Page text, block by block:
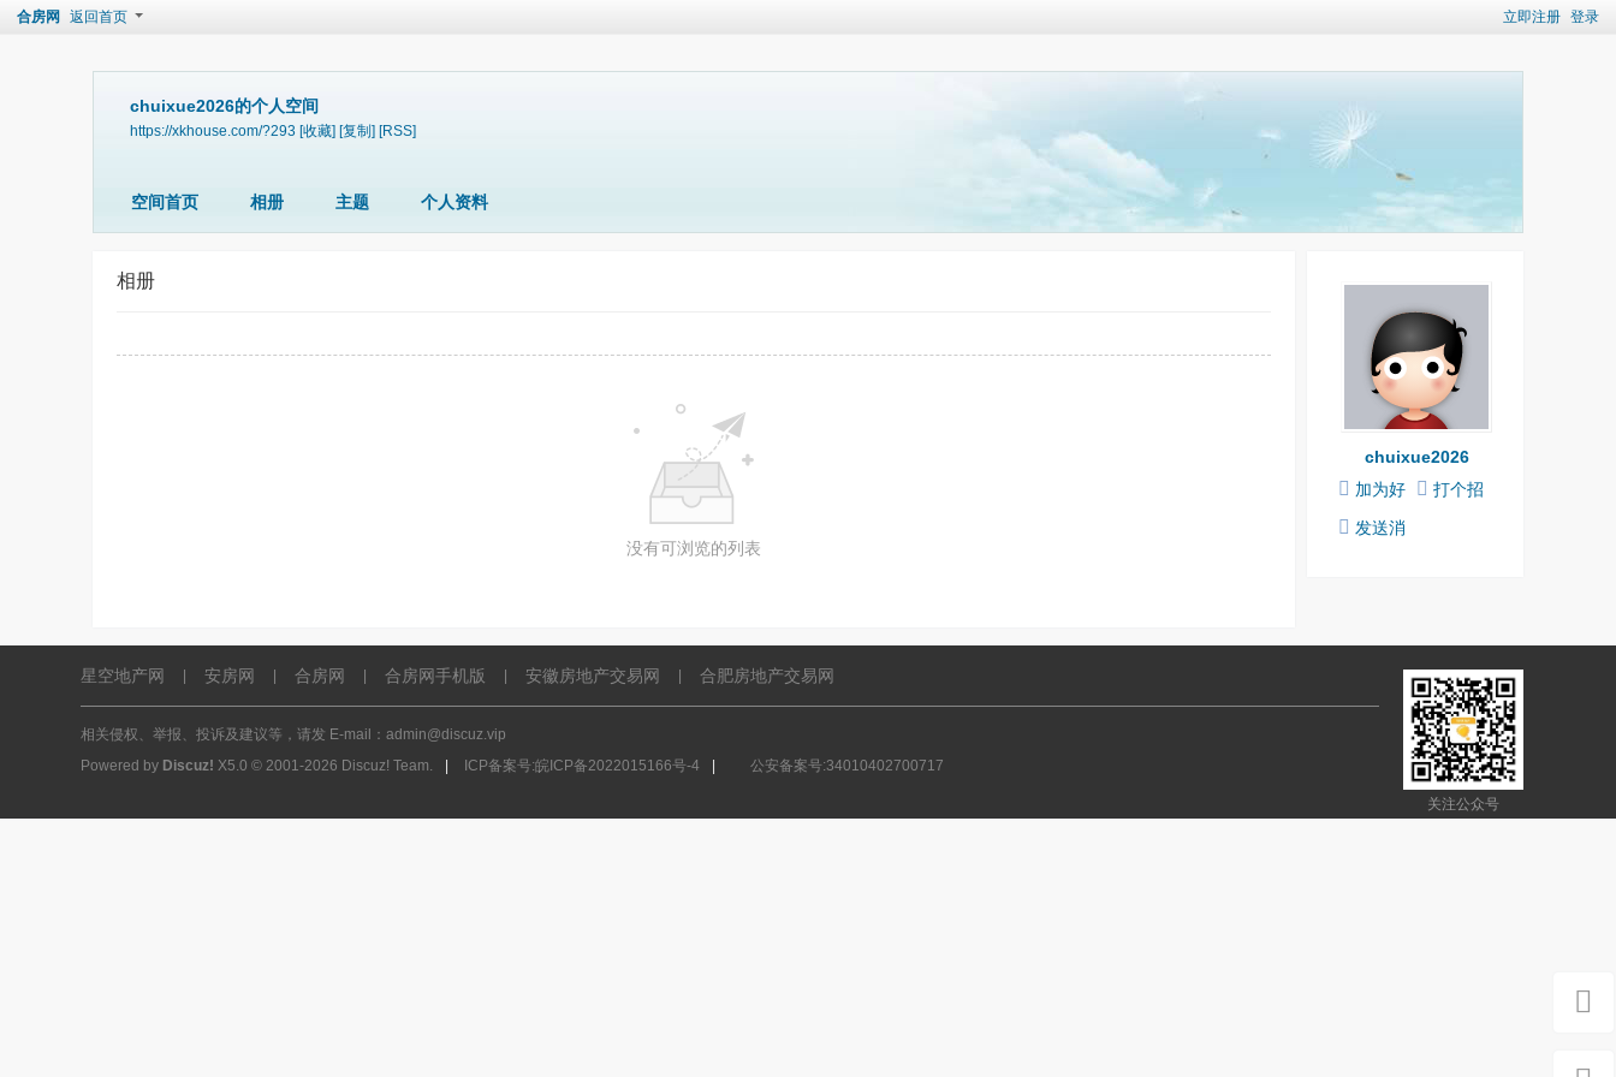
立即注册 登录
合房网 返回首页
chuixue2026的个人空间
https://xkhouse.com/?293 [收藏] [复制] [RSS]
空间首页 相册 主题 个人资料
相册
没有可浏览的列表
chuixue2026
加为好
友
打个招
发送消
关注公众号
星空地产网 安房网 合房网 合房网手机版 安徽房地产交易网 合肥房地产交易网
相关侵权、举报、投诉及建议等，请发 E-mail：admin@discuz.vip
Powered by Discuz! X5.0 © 2001-2026 Discuz! Team. ICP备案号:皖ICP备2022015166号-4 公安备案号:34010402700717